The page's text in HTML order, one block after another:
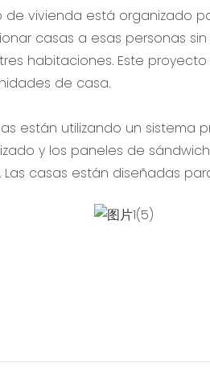
de vivienda está organizado
casas a esas personas
habitaciones. Este
de casa.
están utilizando un sistema
y los paneles de
Las casas están diseñadas